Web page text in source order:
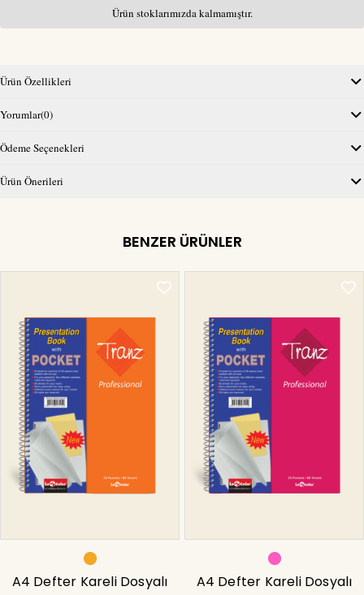
Ürün stoklarımızda kalmamıştır.
Ürün Özellikleri
Yorumlar(0)
Ödeme Seçenekleri
Ürün Önerileri
BENZER ÜRÜNLER
A4 Defter Kareli Dosyalı
A4 Defter Kareli Dosyalı